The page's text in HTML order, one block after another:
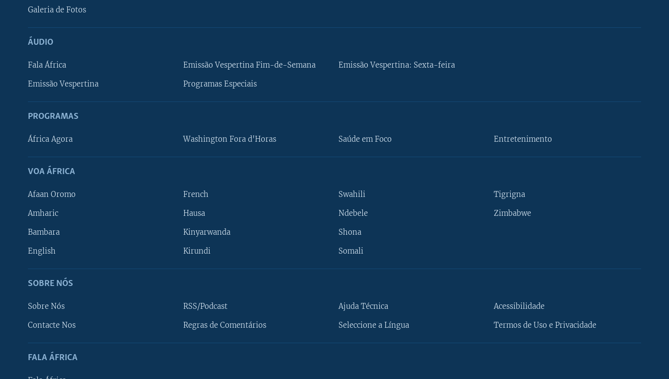
Galeria de Fotos
ÁUDIO
Fala África
Emissão Vespertina
Emissão Vespertina Fim-de-Semana
Programas Especiais
Emissão Vespertina: Sexta-feira
PROGRAMAS
África Agora Washington Fora d'Horas Saúde em Foco Entretenimento
VOA ÁFRICA
Afaan Oromo
Amharic
Bambara
English
French
Hausa
Kinyarwanda
Kirundi
Swahili
Ndebele
Shona
Somali
Tigrigna
Zimbabwe
SOBRE NÓS
Sobre Nós
Contacte Nos
RSS/Podcast
Regras de Comentários
Ajuda Técnica
Seleccione a Língua
Acessibilidade
Termos de Uso e Privacidade
FALA ÁFRICA